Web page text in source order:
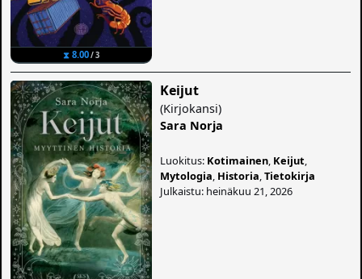
⧗ 8.00/ 3
Keijut
(Kirjokansi)
Sara Norja
Luokitus: Kotimainen Keijut
Mytologia Historia ,Tietokirja
Julkaistu: heinäkuu 21, 2026